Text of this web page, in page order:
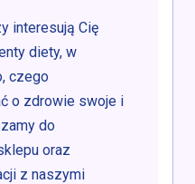
interesują Cię
diety, w
czego
o zdrowie swoje i
do
oraz
z naszymi